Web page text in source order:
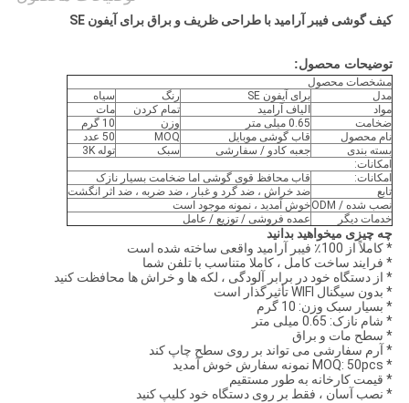
POLICY
کیف گوشی فیبر آرامید با طراحی ظریف و براق برای آیفون SE
توضیحات محصول:
مشخصات محصول
مدل
برای آیفون SE رنگ
سیاه
مواد
الیاف آرامید تمام کردن
مات
ضخامت
0.65 میلی متر وزن
10 گرم
نام محصول
قاب گوشی موبایل MOQ
50 عدد
بسته بندی
جعبه کادو / سفارشی سبک
توله 3K
امکانات:
امکانات:
قاب محافظ قوی گوشی اما ضخامت بسیار نازک
تابع
ضد خراش ، ضد گرد و غبار ، ضد ضربه ، ضد اثر انگشت
نصب شده / ODM
خوش آمدید ، نمونه موجود است
خدمات دیگر
عمده فروشی / توزیع / عامل
چه چیزی میخواهید بدانید
* کاملاً از 100٪ فیبر آرامید واقعی ساخته شده است
* فرایند ساخت کامل ، کاملا متناسب با تلفن شما
* از دستگاه خود در برابر آلودگی ، لکه ها و خراش ها محافظت کنید
* بدون سیگنال WIFI تأثیرگذار است
* بسیار سبک وزن: 10 گرم
* شام نازک: 0.65 میلی متر
* سطح مات و براق
* آرم سفارشی می تواند بر روی سطح چاپ کند
* MOQ: 50pcs نمونه سفارش خوش آمدید
* قیمت کارخانه به طور مستقیم
* نصب آسان ، فقط بر روی دستگاه خود کلیپ کنید